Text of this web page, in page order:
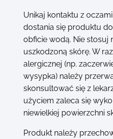
Unikaj kontaktu z
dostania się produktu
obficie wodą. Nie stosuj
uszkodzoną skórę. W
alergicznej (np.
wysypka) należy
skonsultować się z
użyciem zaleca się
niewielkiej powierzchni
Produkt należy